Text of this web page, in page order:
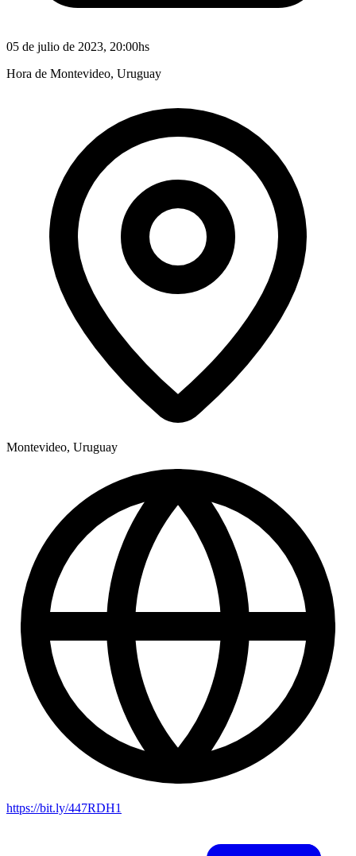
05 de julio de 2023, 20:00hs
Hora de Montevideo, Uruguay
Montevideo, Uruguay
https://bit.ly/447RDH1